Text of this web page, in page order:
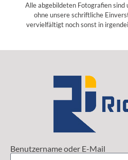
Alle abgebildeten Fotografien sind
ohne unsere schriftliche
vervielfältigt noch sonst in
Benutzername oder E-Mail